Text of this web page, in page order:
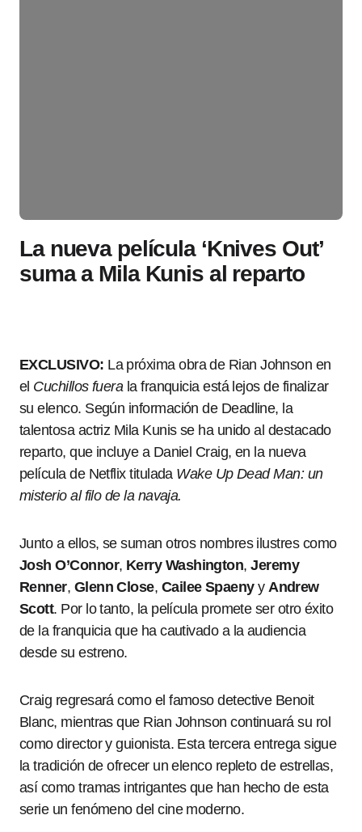
La nueva película ‘Knives Out’
suma a Mila Kunis al reparto
EXCLUSIVO: La próxima obra de Rian Johnson en
el Cuchillos fuerala franquicia está lejos de finalizar
su elenco. Según información de Deadline, la
talentosa actriz Mila Kunis se ha unido al destacado
reparto, que incluye a Daniel Craig, en la nueva
película de Netflix titulada Wake Up Dead Man: un
misterio al filo de la navaja.
Junto a ellos, se suman otros nombres ilustres como
Josh O’Connor, Kerry Washington,Jeremy
Renner, Glenn Close, Cailee SpaenyyAndrew
Scott. Por lo tanto, la película promete ser otro éxito
de la franquicia que ha cautivado a la audiencia
desde su estreno.
Craig regresará como el famoso detective Benoit
Blanc, mientras que Rian Johnson continuará su rol
como director y guionista. Esta tercera entrega sigue
la tradición de ofrecer un elenco repleto de estrellas,
así como tramas intrigantes que han hecho de esta
serie un fenómeno del cine moderno.